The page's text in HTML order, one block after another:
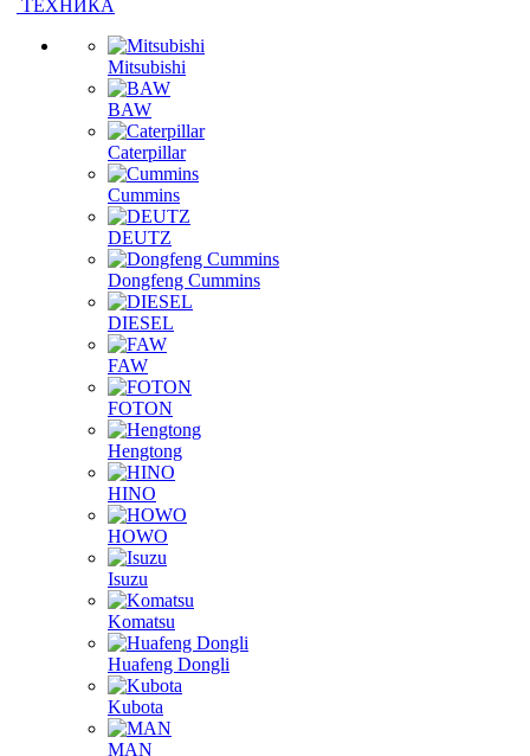
ТЕХНИКА
Mitsubishi
BAW
Caterpillar
Cummins
DEUTZ
Dongfeng Cummins
DIESEL
FAW
FOTON
Hengtong
HINO
HOWO
Isuzu
Komatsu
Huafeng Dongli
Kubota
MAN